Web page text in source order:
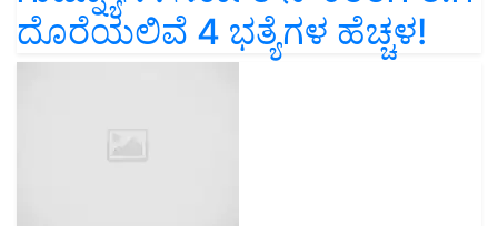
ದೊರೆಯಲಿವೆ 4 ಭತ್ಯೆಗಳ ಹೆಚ್ಚಳ!